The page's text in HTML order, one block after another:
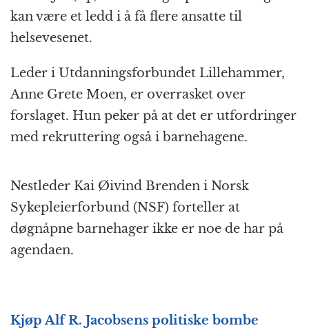
kan være et ledd i å få flere ansatte til
helsevesenet.
Leder i Utdanningsforbundet Lillehammer,
Anne Grete Moen, er overrasket over
forslaget. Hun peker på at det er utfordringer
med rekruttering også i barnehagene.
Nestleder Kai Øivind Brenden i Norsk
Sykepleierforbund (NSF) forteller at
døgnåpne barnehager ikke er noe de har på
agendaen.
Kjøp Alf R. Jacobsens politiske bombe